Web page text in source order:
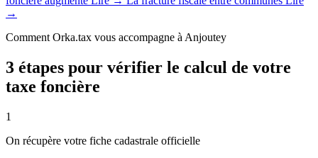
→
Comment Orka.tax vous accompagne à Anjoutey
3 étapes pour vérifier le calcul de votre
taxe foncière
1
On récupère votre fiche cadastrale officielle